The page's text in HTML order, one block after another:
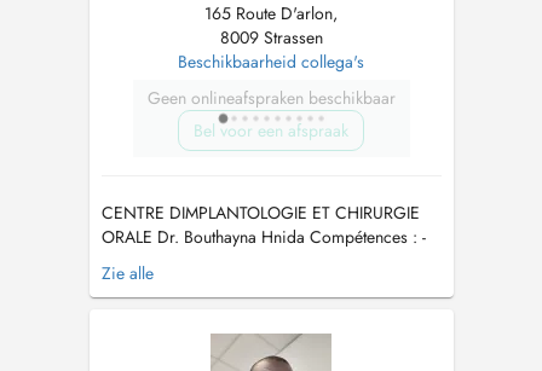
165 Route D'arlon,
8009 Strassen
Beschikbaarheid collega's
Geen onlineafspraken beschikbaar
Bel voor een afspraak
CENTRE DIMPLANTOLOGIE ET CHIRURGIE
ORALE Dr. Bouthayna Hnida Compétences : -
Orthodontie par Aligneurs / Fixe / EF -
Chirurgie Orale - Trouble ATM et Bruxisme -
actes : chirurgie des dents de sagesse-
extractions dentaire - Chirurgie pré-im...
Zie alle